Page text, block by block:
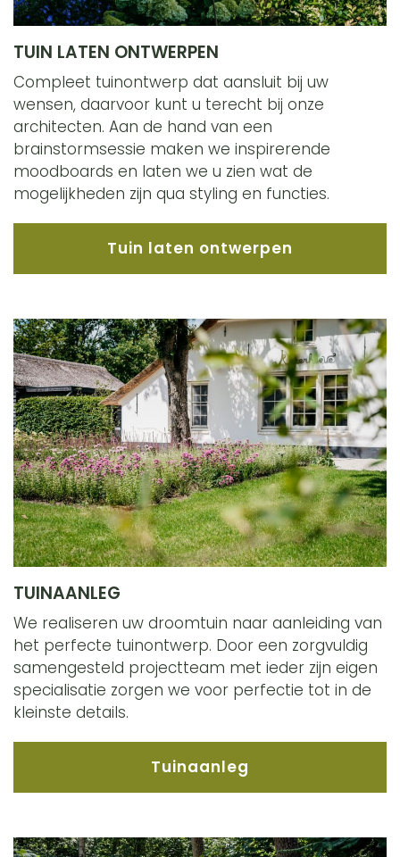
TUIN LATEN ONTWERPEN
Compleet tuinontwerp dat aansluit bij uw
wensen, daarvoor kunt u terecht bij onze
architecten. Aan de hand van een
brainstormsessie maken we inspirerende
moodboards en laten we u zien wat de
mogelijkheden zijn qua styling en functies.
Tuin laten ontwerpen
TUINAANLEG
We realiseren uw droomtuin naar aanleiding van
het perfecte tuinontwerp. Door een zorgvuldig
samengesteld projectteam met ieder zijn eigen
specialisatie zorgen we voor perfectie tot in de
kleinste details.
Tuinaanleg